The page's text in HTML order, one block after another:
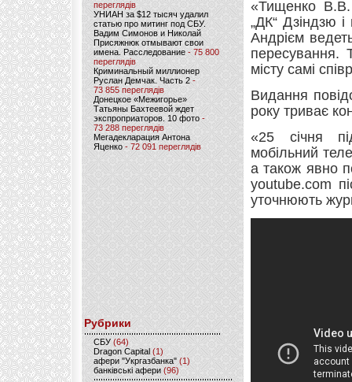
переглядів
УНИАН за $12 тысяч удалил
статью про митинг под СБУ.
Вадим Симонов и Николай
Присяжнюк отмывают свои
имена. Расследование - 75 800
переглядів
Криминальный миллионер
Руслан Демчак. Часть 2-
73 855 переглядів
Донецкое «Межигорье»
Татьяны Бахтеевой ждет
экспроприаторов. 10 фото -
73 288 переглядів
Мегадекларация Антона
Яценко - 72 091 переглядів
Рубрики
CБУ (64)
Dragon Capital (1)
афери "Укргазбанка" (1)
банківські афери (96)
«Тищенко В.В.
„ДК“ Дзіндзю
Андрієм
пересування.
місту самі
Видання
року триває
«25 січня
мобільний
а також явно
youtube.com
уточнюють